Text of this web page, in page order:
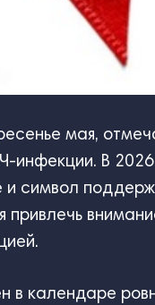
мая,
инфекции. В
символ
привлечь
в календаре